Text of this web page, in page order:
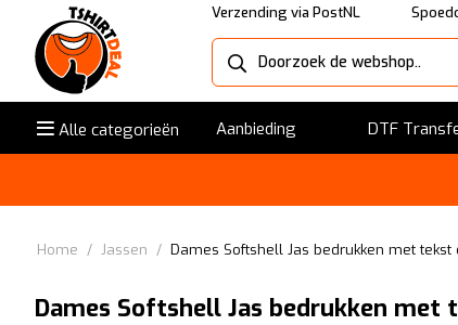
Verzending via PostNL
Alle categorieën Aanbieding DTF
Home / Jassen / Dames Softshell Jas bedrukken met tekst
Dames Softshell Jas bedrukken met